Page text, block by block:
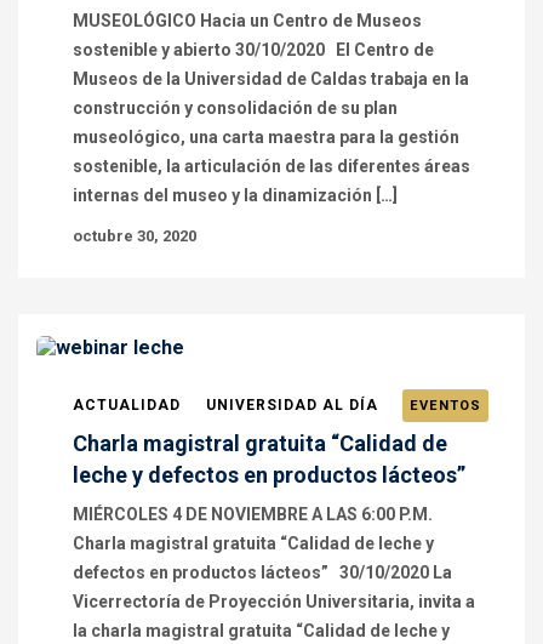
MUSEOLÓGICO Hacia un Centro de Museos
sostenible y abierto 30/10/2020 El Centro de
Museos de la Universidad de Caldas trabaja en la
construcción y consolidación de su plan
museológico, una carta maestra para la gestión
sostenible, la articulación de las diferentes áreas
internas del museo y la dinamización […]
octubre 30, 2020
ACTUALIDAD UNIVERSIDAD AL DÍA EVENTOS
Charla magistral gratuita “Calidad de
leche y defectos en productos lácteos”
MIÉRCOLES 4 DE NOVIEMBRE A LAS 6:00 P.M.
Charla magistral gratuita “Calidad de leche y
defectos en productos lácteos” 30/10/2020 La
Vicerrectoría de Proyección Universitaria, invita a
la charla magistral gratuita “Calidad de leche y